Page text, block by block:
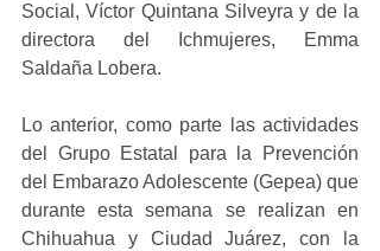
Social, Víctor Quintana Silveyra y de la
directora del Ichmujeres, Emma
Saldaña Lobera.
Lo anterior, como parte las actividades
del Grupo Estatal para la Prevención
del Embarazo Adolescente (Gepea) que
durante esta semana se realizan en
Chihuahua y Ciudad Juárez, con la